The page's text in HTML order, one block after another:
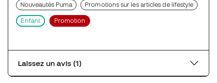
Nouveautés Puma Promotions sur les articles de lifestyle
Enfant Promotion
Laissez un avis (1)